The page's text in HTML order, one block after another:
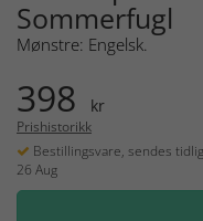
Sommerfugl
Mønstre: Engelsk.
398 kr
Prishistorikk
Bestillingsvare, sendes
26 Aug